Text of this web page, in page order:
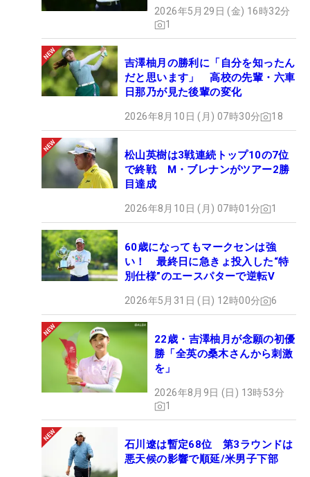
2026年5月29日 (金) 16時32分
1
吉澤柚月の勝利に「自分を知ったん
だと思います」 高校の先輩・六車
日那乃が見た後輩の変化
2026年8月10日 (月) 07時30分 18
松山英樹は3戦連続トップ10の7位
で終戦 M・ブレナンがツアー2勝
目達成
2026年8月10日 (月) 07時01分 1
60歳になってもマークセンは強
い！ 最終日に急きょ投入した“特
別仕様”のエースパターで逆転V
2026年5月31日 (日) 12時00分 6
22歳・吉澤柚月が念願の初優
勝「全英の桑木さんから刺激
を」
2026年8月9日 (日) 13時53分
1
石川遼は暫定68位 第3ラウンドは
悪天候の影響で順延/米男子下部